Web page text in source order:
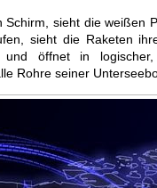
sieht die weißen
sieht die Raketen
öffnet in logischer,
Rohre seiner